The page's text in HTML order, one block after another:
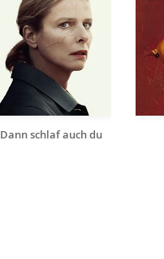
Dann schlaf auch du